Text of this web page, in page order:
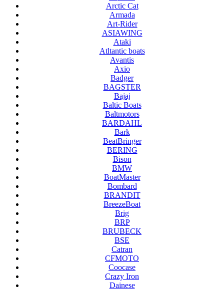
Arctic Cat
Armada
Art-Rider
ASIAWING
Ataki
Atltantic boats
Avantis
Axio
Badger
BAGSTER
Bajaj
Baltic Boats
Baltmotors
BARDAHL
Bark
BeatBringer
BERING
Bison
BMW
BoatMaster
Bombard
BRANDIT
BreezeBoat
Brig
BRP
BRUBECK
BSE
Catran
CFMOTO
Coocase
Crazy Iron
Dainese